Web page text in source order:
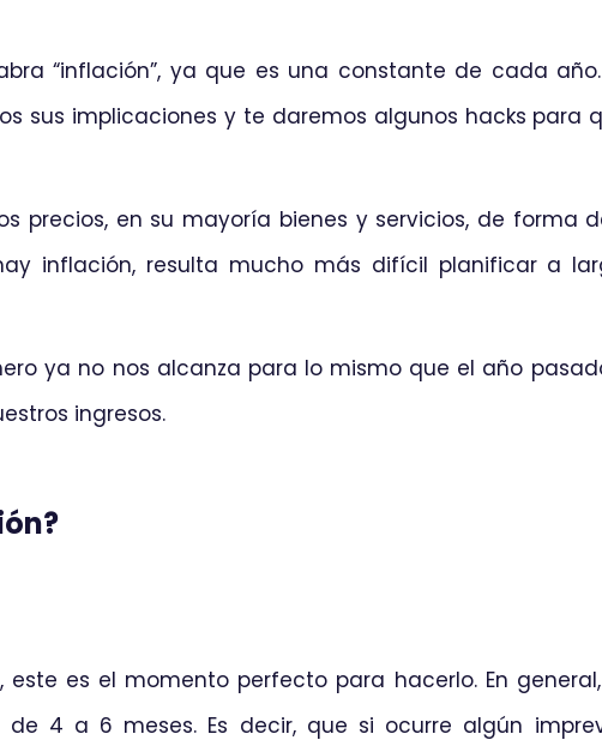
“inflación”, ya que es una constante de cada
sus implicaciones y te daremos algunos hacks para
precios, en su mayoría bienes y servicios, de forma
inflación, resulta mucho más difícil planificar a
ya no nos alcanza para lo mismo que el año
ingresos.
este es el momento perfecto para hacerlo. En
4 a 6 meses. Es decir, que si ocurre algún